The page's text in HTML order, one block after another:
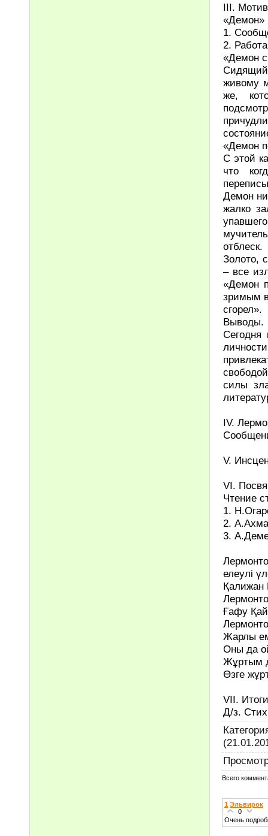
III.
«Демон»
1.
2.
«Демон
Сидящий
живому
же,
«Демон
С этой
что
Демон
жалко
отблеск.
Золото,
– все
«Демон
зримым
сгорел».
Выводы.
Сегодня
силы
IV.
V.
VI.
Чтение
1.
2.
3.
елеулі
Қалижан
Ғафу
Жарлы
Оны да
Жұртым
Өзге
VII.
Д/з.
Всего
1 Эльвирок
0
Очень